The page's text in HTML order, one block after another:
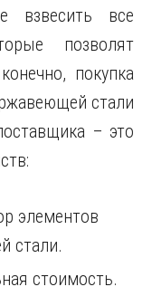
взвесить все
позволят
покупка
стали
– это
элементов
стали.
стоимость.